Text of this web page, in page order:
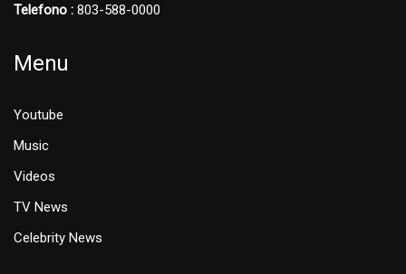
Telefono : 803-588-0000
Menu
Youtube
Music
Videos
TV News
Celebrity News